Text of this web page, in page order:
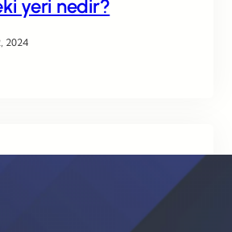
yeri nedir?
2024